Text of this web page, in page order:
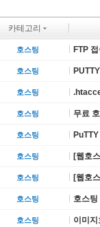
카테고리
호스팅 FTP
호스팅
호스팅
호스팅 무료
호스팅
호스팅 [웹호
호스팅 [웹호
호스팅 호스
호스팅 이미